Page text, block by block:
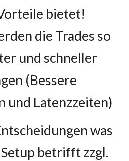
bietet!
die Trades so
und schneller
(Bessere
und Latenzzeiten)
was
betrifft zzgl.